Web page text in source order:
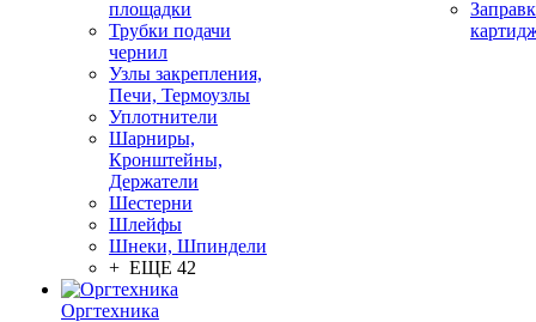
площадки
Трубки подачи
чернил
Узлы закрепления,
Печи, Термоузлы
Уплотнители
Шарниры,
Кронштейны,
Держатели
Шестерни
Шлейфы
Шнеки, Шпиндели
+ ЕЩЕ 42
Оргтехника